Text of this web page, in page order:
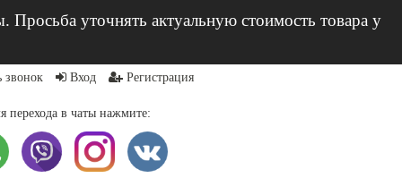
Просьба уточнять актуальную стоимость товара у
звонок Вход Регистрация
перехода в чаты нажмите: